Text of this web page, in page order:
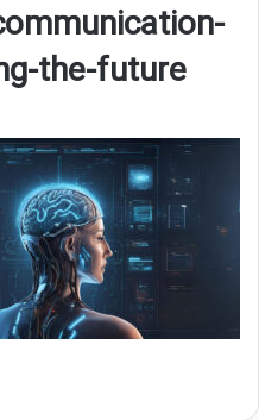
the-future